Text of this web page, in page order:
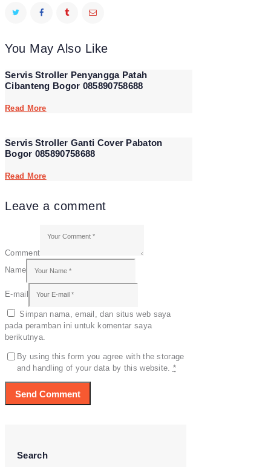
You May Also Like
Servis Stroller Penyangga Patah
Cibanteng Bogor 085890758688
Read More
Servis Stroller Ganti Cover Pabaton
Bogor 085890758688
Read More
Leave a comment
Comment
Name
E-mail
Simpan nama, email, dan situs web saya
pada peramban ini untuk komentar saya
berikutnya.
By using this form you agree with the storage
and handling of your data by this website. *
Search